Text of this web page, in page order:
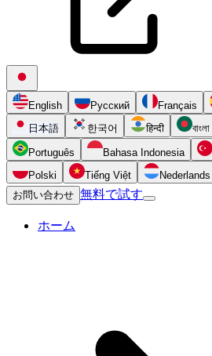
English Русский Français
日本語
한국어 हिन्दी বাংলা
Português Bahasa Indonesia
Polski
Tiếng Việt Nederlands
お問い合わせ 無料で試す
ホーム